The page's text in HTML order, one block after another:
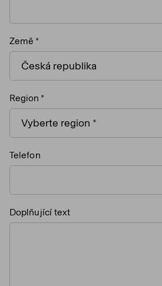
Země
Region
Telefon
Doplňující text